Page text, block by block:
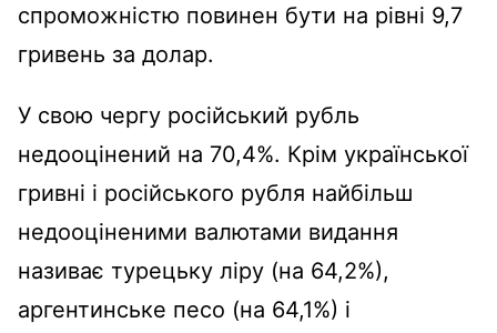
спроможністю повинен бути на рівні 9,7
гривень за долар.
У свою чергу російський рубль
недооцінений на 70,4%. Крім української
гривні і російського рубля найбільш
недооціненими валютами видання
називає турецьку ліру (на 64,2%),
аргентинське песо (на 64,1%) і